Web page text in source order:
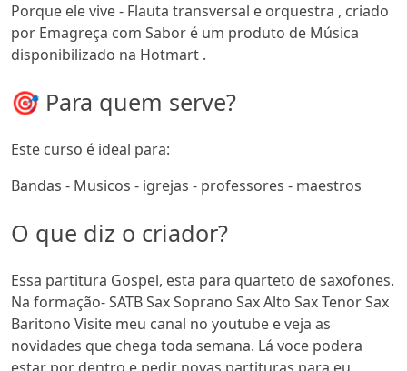
Porque ele vive - Flauta transversal e orquestra , criado
por Emagreça com Sabor é um produto de Música
disponibilizado na Hotmart .
🎯 Para quem serve?
Este curso é ideal para:
Bandas - Musicos - igrejas - professores - maestros
O que diz o criador?
Essa partitura Gospel, esta para quarteto de saxofones.
Na formação- SATB Sax Soprano Sax Alto Sax Tenor Sax
Baritono Visite meu canal no youtube e veja as
novidades que chega toda semana. Lá voce podera